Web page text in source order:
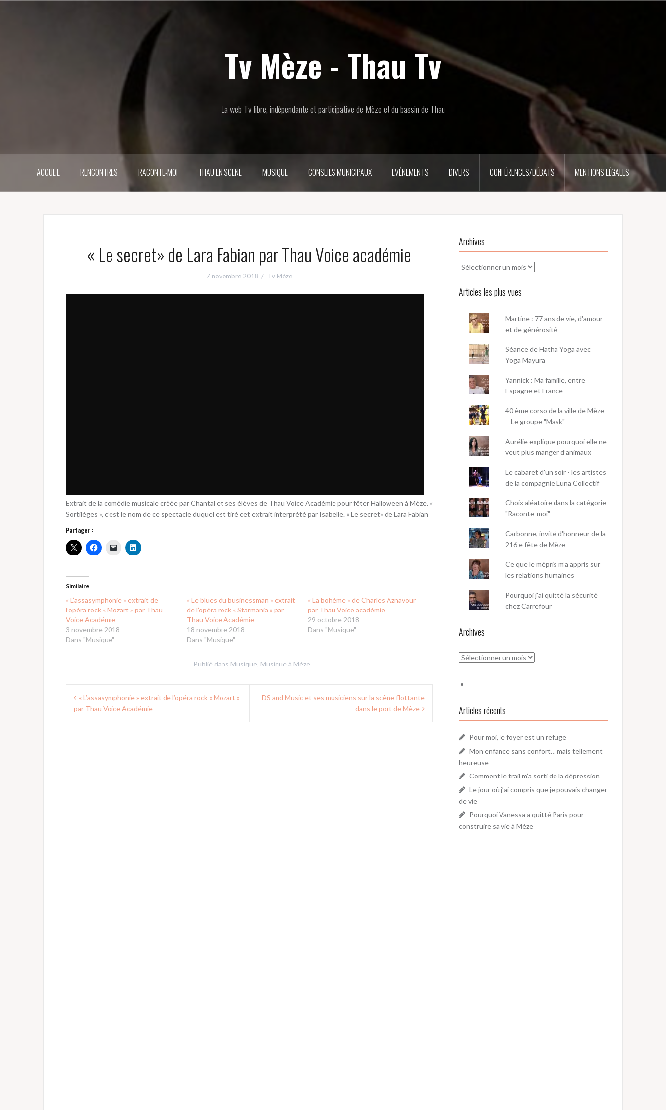
Tv Mèze - Thau Tv
La web Tv libre, indépendante et participative de Mèze et du bassin de Thau
ACCUEIL RENCONTRES RACONTE-MOI THAU EN SCENE MUSIQUE CONSEILS MUNICIPAUX EVÉNEMENTS DIVERS CONFÉRENCES/DÉBATS MENTIONS LÉGALES
« Le secret» de Lara Fabian par Thau Voice académie
7 novembre 2018 Tv Mèze
Extrait de la comédie musicale créée par Chantal et ses élèves de Thau Voice Académie pour fêter Halloween à Mèze. «
Sortilèges », c’est le nom de ce spectacle duquel est tiré cet extrait interprété par Isabelle. « Le secret» de Lara Fabian
Partager :
Similaire
« L’assasymphonie » extrait de
l’opéra rock « Mozart » par Thau
Voice Académie
3 novembre 2018
Dans "Musique"
« Le blues du businessman » extrait
de l’opéra rock « Starmania » par
Thau Voice Académie
18 novembre 2018
Dans "Musique"
« La bohème » de Charles Aznavour
par Thau Voice académie
29 octobre 2018
Dans "Musique"
Publié dans Musique, Musique à Mèze
Navigation
de « L’assasymphonie » extrait de l’opéra rock « Mozart »
par Thau Voice Académie
DS and Music et ses musiciens sur la scène flottante
dans le port de Mèze
Archives
Archives
Articles les plus vues
Martine : 77 ans de vie, d'amour
et de générosité
Séance de Hatha Yoga avec
Yoga Mayura
Yannick : Ma famille, entre
Espagne et France
40 ème corso de la ville de Mèze
– Le groupe "Mask"
Aurélie explique pourquoi elle ne
veut plus manger d’animaux
Le cabaret d'un soir - les artistes
de la compagnie Luna Collectif
Choix aléatoire dans la catégorie
"Raconte-moi"
Carbonne, invité d'honneur de la
216 e fête de Mèze
Ce que le mépris m’a appris sur
les relations humaines
Pourquoi j'ai quitté la sécurité
chez Carrefour
Archives
Archives
Articles récents
Pour moi, le foyer est un refuge
Mon enfance sans confort… mais tellement
heureuse
Comment le trail m’a sorti de la dépression
Le jour où j’ai compris que je pouvais changer
de vie
Pourquoi Vanessa a quitté Paris pour
construire sa vie à Mèze